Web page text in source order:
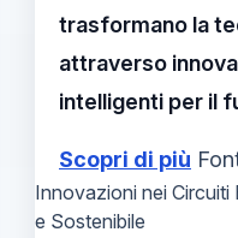
trasformano la
attraverso
intelligenti per il
Scopri di più
Innovazioni nei
e Sostenibile